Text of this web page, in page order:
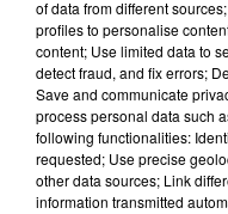
diététique .
Un mot sur le
Nicolas Sahuc est
de Montpellier
nombreuses
chroniqueur. Diplômé
of data from different
profiles to personalise
content; Use limited data to
detect fraud, and fix errors;
Save and communicate
process personal data such
following functionalities:
requested; Use precise
other data sources; Link
information transmitted